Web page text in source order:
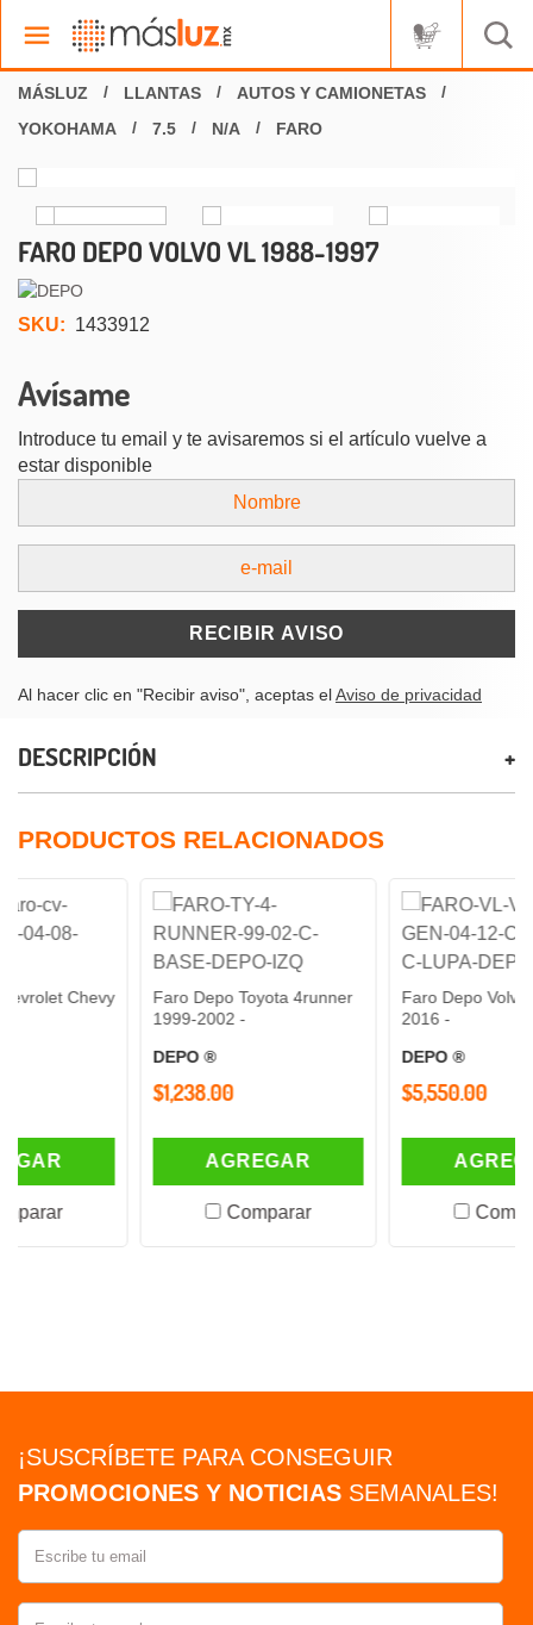
LLANTAS
AUTOS Y CAMIONETAS
YOKOHAMA
7.5 N/A FARO
FARO DEPO VOLVO VL 1988-1997
SKU: 1433912
Avísame
Introduce tu email y te avisaremos si el artículo vuelve a
estar disponible
RECIBIR AVISO
Al hacer clic en "Recibir aviso", aceptas elAviso de privacidad
DESCRIPCIÓN
PRODUCTOS RELACIONADOS
Faro Depo Toyota 4runner
1999-2002 -
AGREGAR
Comparar
Faro Depo Volvo Vnl 2004-
$5,550.00
AGREGAR
Comparar
¡SUSCRÍBETE PARA CONSEGUIR
PROMOCIONES Y NOTICIAS SEMANALES!